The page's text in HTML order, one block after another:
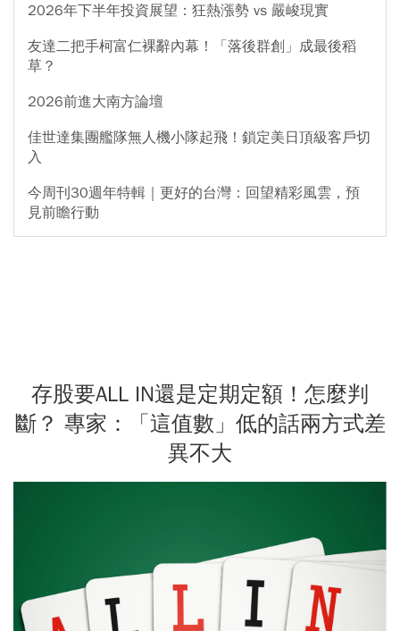
2026年下半年投資展望：狂熱漲勢 vs 嚴峻現實
友達二把手柯富仁裸辭內幕！「落後群創」成最後稻
草？
2026前進大南方論壇
佳世達集團艦隊無人機小隊起飛！鎖定美日頂級客戶切
入
今周刊30週年特輯｜更好的台灣：回望精彩風雲，預
見前瞻行動
存股要ALL IN還是定期定額！怎麼判
斷？ 專家：「這值數」低的話兩方式差
異不大